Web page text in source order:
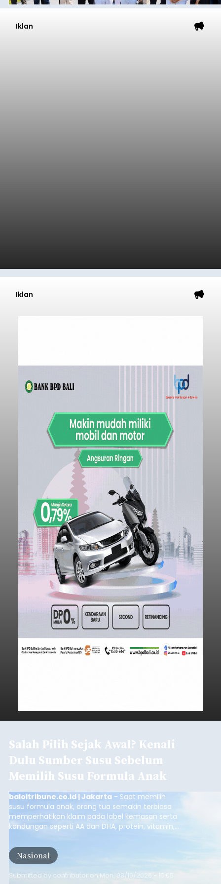
Iklan
Iklan
Salah Pilih Sejak Awal? Kenali
Dulu Sumber Susu Sebelum
Memilih Susu Formula Anak
baloitribune.co.id | Jakarta - Saat memilih
susu formula anak, orang tua semakin terbiasa
memperhatikan klaim pada label kemasan serta
kandungan seperti AA dan DHA, protein, vitamin,
yang belum banyak dicermati adalah dari mana
sumber susu yang digunakan.
Nasional
Submitted by contributor on Mon, 08/10/2026 - 15:05